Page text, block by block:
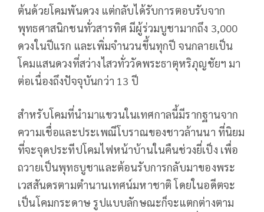
ต้นด้วยโคมพันดวง แต่กลับได้รับการตอบรับจาก
พุทธศาสนิกชนทั่วสารทิศ มีผู้ร่วมบูชามากถึง 3,000
ดวงในปีแรก และเพิ่มจำนวนขึ้นทุกปี จนกลายเป็น
โคมแสนดวงที่สว่างไสวทั่ววัดพระธาตุหริภุญชัยฯ มา
ต่อเนื่องถึงปัจจุบันกว่า 13 ปี
สำหรับโคมที่นำมาแขวนในเทศกาลนี้มีรากฐานจาก
ความเชื่อและประเพณีโบราณของชาวล้านนา ที่นิยม
ที่จะจุดประทีปโคมไฟหน้าบ้านในคืนช่วงยี่เป็ง เพื่อ
ถวายเป็นพุทธบูชาและต้อนรับการกลับมาของพระ
เวสสันดรตามตำนานเทศน์มหาชาติ โดยในอดีตจะ
เป็นโคมกระดาษ รูปแบบลักษณะก็จะแตกต่างตาม